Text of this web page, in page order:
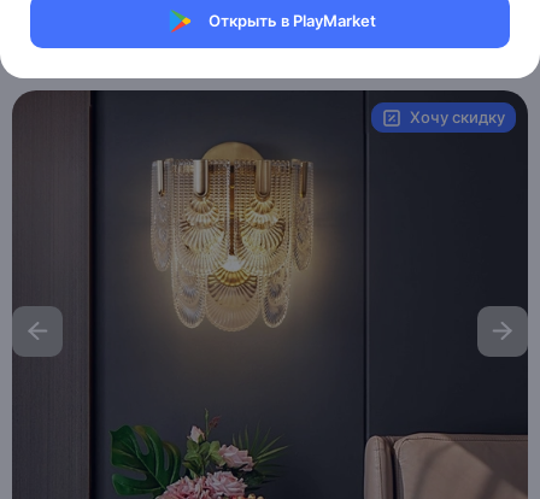
Открыть в PlayMarket
Магазин Table lamps
Артикул:MAI_HE_MAI_WALT
Хочу скидку